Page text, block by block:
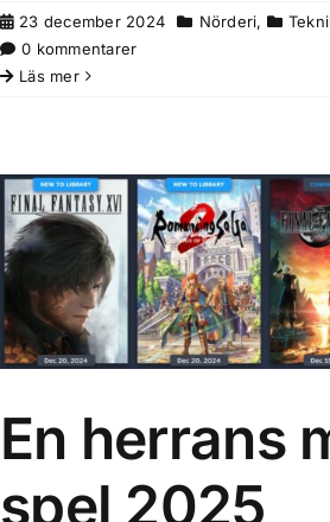
23 december 2024 Nörderi,
0 kommentarer
Läs mer
En herrans
Nörderi
En herrans
spel 2025